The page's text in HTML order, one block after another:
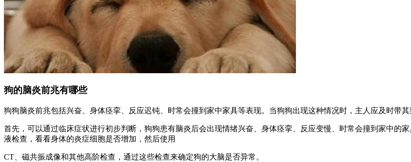
狗的脑炎前兆有哪些
狗狗脑炎前兆包括兴奋、身体痉挛、反应迟钝、时常会撞到家中家具等表现。当狗狗出现这种情况时，主人应及时带
首先，可以通过临床症状进行初步判断，狗狗患有脑炎后会出现情绪兴奋、身体痉挛、反应变慢、时常会撞到家中的
液检查，看看身体的炎症细胞是否增加，然后使用
CT、磁共振成像和其他高阶检查，通过这些检查来确定狗的大脑是否异常。